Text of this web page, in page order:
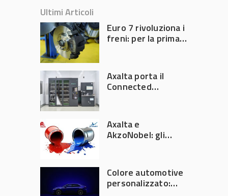
Ultimi Articoli
Euro 7 rivoluziona i
freni: per la prima
generate dalla
frenata
Axalta porta il
Connected
Automechanika
Frankfurt 2026
Axalta e
AkzoNobel: gli
Colore automotive
personalizzato: